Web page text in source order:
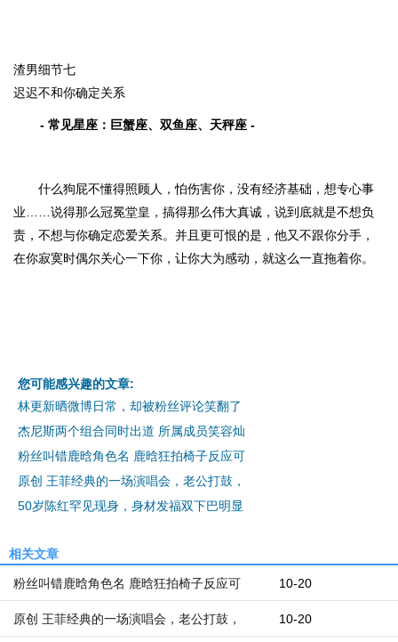
渣男细节七
迟迟不和你确定关系
- 常见星座：巨蟹座、双鱼座、天秤座 -
什么狗屁不懂得照顾人，怕伤害你，没有经济基础，想专心事
业……说得那么冠冕堂皇，搞得那么伟大真诚，说到底就是不想负
责，不想与你确定恋爱关系。并且更可恨的是，他又不跟你分手，
在你寂寞时偶尔关心一下你，让你大为感动，就这么一直拖着你。
您可能感兴趣的文章:
林更新晒微博日常，却被粉丝评论笑翻了
杰尼斯两个组合同时出道 所属成员笑容灿
粉丝叫错鹿晗角色名 鹿晗狂拍椅子反应可
原创 王菲经典的一场演唱会，老公打鼓，
50岁陈红罕见现身，身材发福双下巴明显
相关文章
10-20
粉丝叫错鹿晗角色名 鹿晗狂拍椅子反应可
10-20
原创 王菲经典的一场演唱会，老公打鼓，